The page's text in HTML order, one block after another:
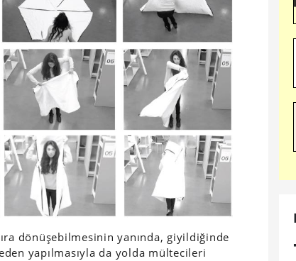
dönüşebilmesinin yanında, giyildiğinde
yapılmasıyla da yolda mültecileri